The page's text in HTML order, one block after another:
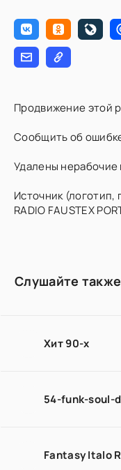
Продвижение этой
Сообщить об
Удалены
Источник (логотип,
RADIO FAUSTEX
Слушайте также
Хит 90-х
54-funk-soul-
Fantasy Italo